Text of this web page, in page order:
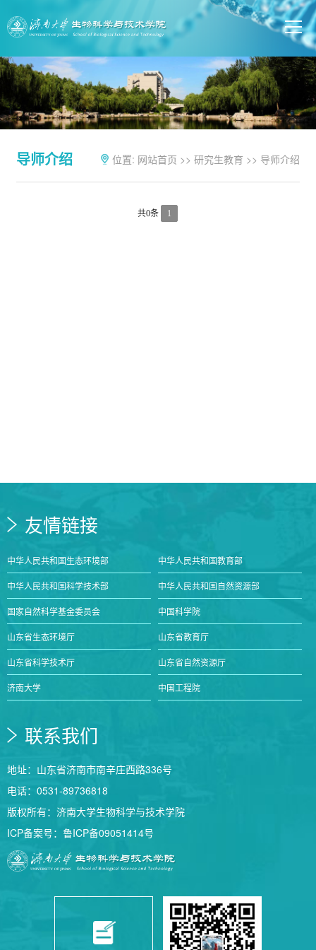
导师介绍 位置: 网站首页 >> 研究生教育 >> 导师介绍
共0条 1
友情链接
中华人民共和国生态环境部 中华人民共和国教育部
中华人民共和国科学技术部 中华人民共和国自然资源部
国家自然科学基金委员会 中国科学院
山东省生态环境厅 山东省教育厅
山东省科学技术厅 山东省自然资源厅
济南大学 中国工程院
联系我们
地址：山东省济南市南辛庄西路336号
电话：0531-89736818
版权所有：济南大学生物科学与技术学院
ICP备案号：鲁ICP备09051414号